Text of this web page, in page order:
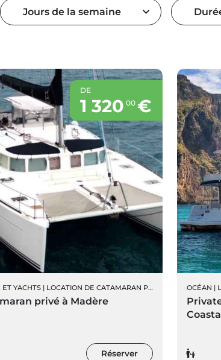
Jours de la semaine
DE
1 320 00 €
YACHTS | LOCATION DE CATAMARAN PRIVÉ
privé à Madère
Réserver
OCÉAN |